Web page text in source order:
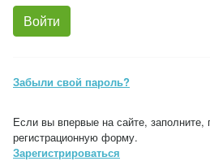
Забыли свой пароль?
Если вы впервые на сайте, заполните,
регистрационную форму.
Зарегистрироваться